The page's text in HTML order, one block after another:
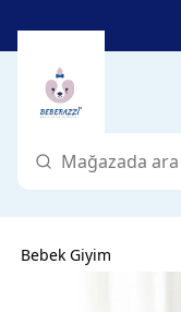
Bebek Giyim